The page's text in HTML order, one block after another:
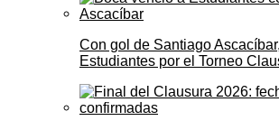
Con gol de Santiago
Estudiantes por el Torneo